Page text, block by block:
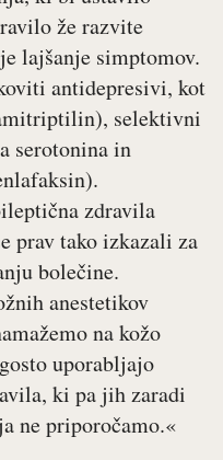
že razvite
lajšanje simptomov.
antidepresivi, kot
selektivni
serotonina in
zdravila
prav tako izkazali za
bolečine.
anestetikov
na kožo
uporabljajo
ki pa jih zaradi
ne priporočamo.«